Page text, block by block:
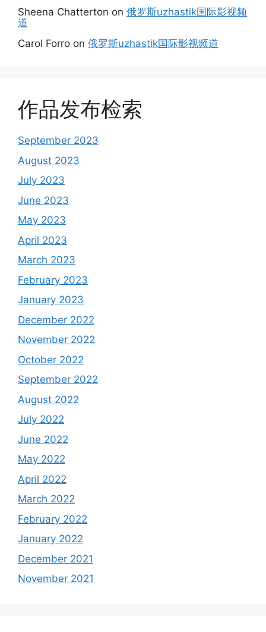
Sheena Chatterton on 俄罗斯uzhastik国际影视频
道
Carol Forro on 俄罗斯uzhastik国际影视频道
作品发布检索
September 2023
August 2023
July 2023
June 2023
May 2023
April 2023
March 2023
February 2023
January 2023
December 2022
November 2022
October 2022
September 2022
August 2022
July 2022
June 2022
May 2022
April 2022
March 2022
February 2022
January 2022
December 2021
November 2021